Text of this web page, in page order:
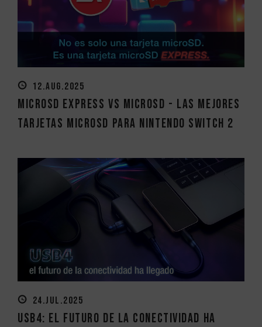
12.AUG.2025
MicroSD Express vs MicroSD - Las mejores
tarjetas MicroSD para Nintendo Switch 2
24.JUL.2025
USB4: el futuro de la conectividad ha